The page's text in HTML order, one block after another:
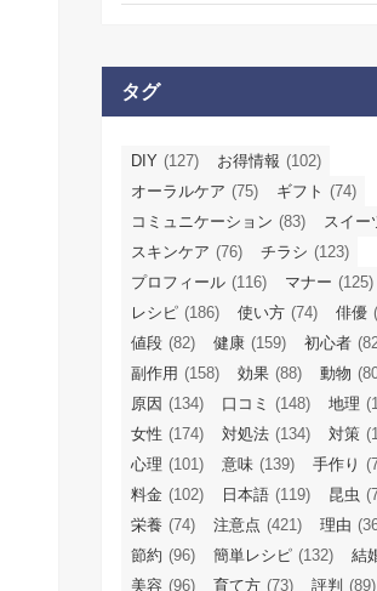
タグ
DIY (127) お得情報 (102)
オーラルケア (75) ギフト (74)
コミュニケーション (83) スイー
スキンケア (76) チラシ (123)
プロフィール (116) マナー (125)
レシピ (186) 使い方 (74) 俳優
値段 (82) 健康 (159) 初心者
副作用 (158) 効果 (88) 動物
原因 (134) 口コミ (148) 地理
女性 (174) 対処法 (134) 対策
心理 (101) 意味 (139) 手作り
料金 (102) 日本語 (119) 昆虫
栄養 (74) 注意点 (421) 理由
節約 (96) 簡単レシピ (132) 結
美容 (96) 育て方 (73) 評判 (89)